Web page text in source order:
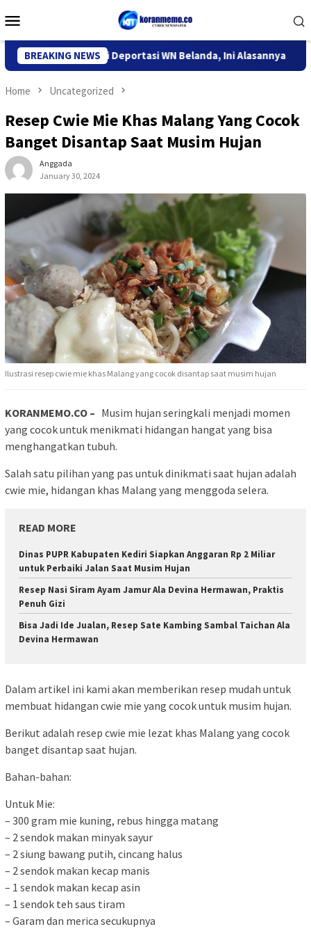
to
Menu
BREAKING NEWS
Kediri Deportasi WN Belanda, Ini Alasannya 9
Home Uncategorized
Resep Cwie Mie Khas Malang Yang Cocok
Banget Disantap Saat Musim Hujan
Anggada
January 30, 2024
Ilustrasi resep cwie mie khas Malang yang cocok disantap saat musim hujan
KORANMEMO.CO – Musim hujan seringkali menjadi momen
yang cocok untuk menikmati hidangan hangat yang bisa
menghangatkan tubuh.
Salah satu pilihan yang pas untuk dinikmati saat hujan adalah
cwie mie, hidangan khas Malang yang menggoda selera.
READ MORE
Dinas PUPR Kabupaten Kediri Siapkan Anggaran Rp 2 Miliar
untuk Perbaiki Jalan Saat Musim Hujan
Resep Nasi Siram Ayam Jamur Ala Devina Hermawan, Praktis
Penuh Gizi
Bisa Jadi Ide Jualan, Resep Sate Kambing Sambal Taichan Ala
Devina Hermawan
Dalam artikel ini kami akan memberikan resep mudah untuk
membuat hidangan cwie mie yang cocok untuk musim hujan.
Berikut adalah resep cwie mie lezat khas Malang yang cocok
banget disantap saat hujan.
Bahan-bahan:
Untuk Mie:
– 300 gram mie kuning, rebus hingga matang
– 2 sendok makan minyak sayur
– 2 siung bawang putih, cincang halus
– 2 sendok makan kecap manis
– 1 sendok makan kecap asin
– 1 sendok teh saus tiram
– Garam dan merica secukupnya